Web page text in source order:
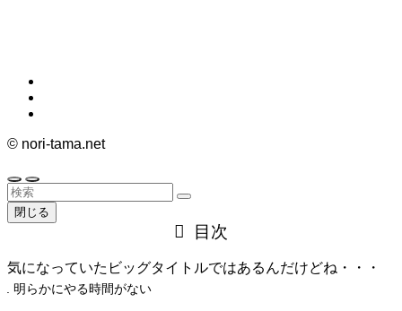
© nori-tama.net
閉じる
目次
気になっていたビッグタイトルではあるんだけどね・・・
明らかにやる時間がない